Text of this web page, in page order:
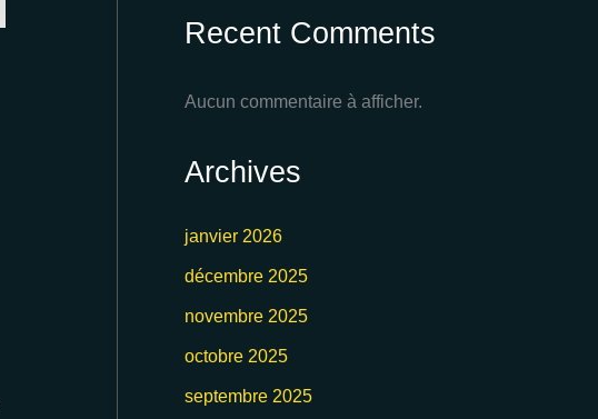
Recent Comments
Aucun commentaire à afficher.
Archives
janvier 2026
décembre 2025
novembre 2025
octobre 2025
septembre 2025